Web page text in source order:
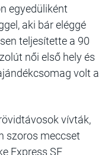
egyedüliként
aki bár eléggé
teljesítette a 90
női első hely és
volt a
vívták,
szoros meccset
Express SE